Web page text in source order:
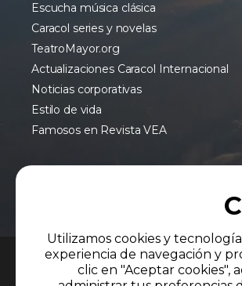
Escucha música clásica
Caracol series y novelas
TeatroMayor.org
Actualizaciones Caracol Internacional
Noticias corporativas
Estilo de vida
Famosos en Revista VEA
MIEMBRO DE
Utilizamos cookies y
experiencia de navegación y
clic en "Aceptar cookies",